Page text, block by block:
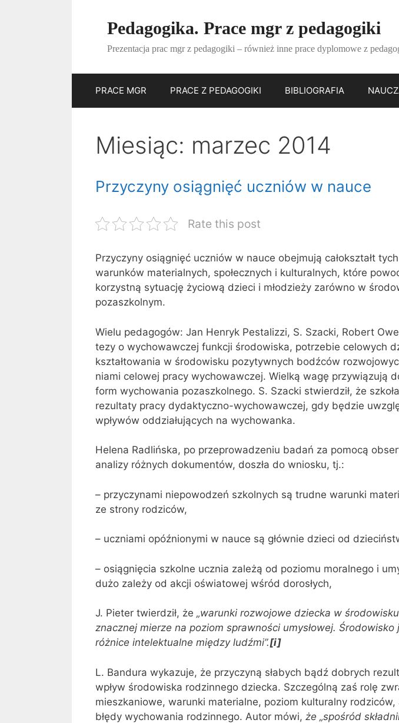
Pedagogika. Prace mgr z pedagogiki
Prezentacja prac mgr z pedagogiki – również inne prace dyplomowe z
PRACE MGR PRACE Z PEDAGOGIKI BIBLIOGRAFIA
Miesiąc: marzec 2014
Przyczyny osiągnięć uczniów w nauce
Rate this post
Przyczyny osiągnięć uczniów w nauce obejmują całokształt
warunków materialnych, społecznych i kulturalnych, które
korzystną sytuację życiową dzieci i młodzieży zarówno w
pozaszkolnym.
Wielu pedagogów: Jan Henryk Pestalizzi, S. Szacki, Robert
tezy o wychowawczej funkcji środo­wiska, potrzebie celowych
kształtowania w środowisku pozytywnych bodźców
niami celowej pracy wychowawczej. Wielką wagę przywiązują
form wychowania pozaszkolnego. S. Szacki stwierdził, że
rezultaty pracy dydaktyczno­-wychowawczej, gdy będzie
wpływów oddziałujących na wychowanka.
Helena Radlińska, po przeprowadzeniu badań za pomocą
analizy różnych dokumentów, doszła do wniosku, tj.:
– przy­czynami niepowodzeń szkolnych są trudne warunki
ze strony rodziców,
– uczniami opóźnionymi w nauce są głównie dzieci od
– osiągnięcia szkolne ucznia zależą od poziomu moralnego i
dużo zależy od akcji oświatowej wśród dorosłych,
J. Pieter twierdził, że „warunki rozwojowe dziecka w
znacznej mierze na poziom sprawności umysłowej. Środowisko
różnice intelektualne między ludźmi”.[i]
L. Bandura wykazuje, że przyczyną słabych bądź dobrych
wpływ środowiska rodzinnego dziecka. Szczególną zaś rolę
mieszkaniowe, warunki materialne, poziom kulturalny
błędy wychowania rodzinnego. Autor mówi, że „spośród